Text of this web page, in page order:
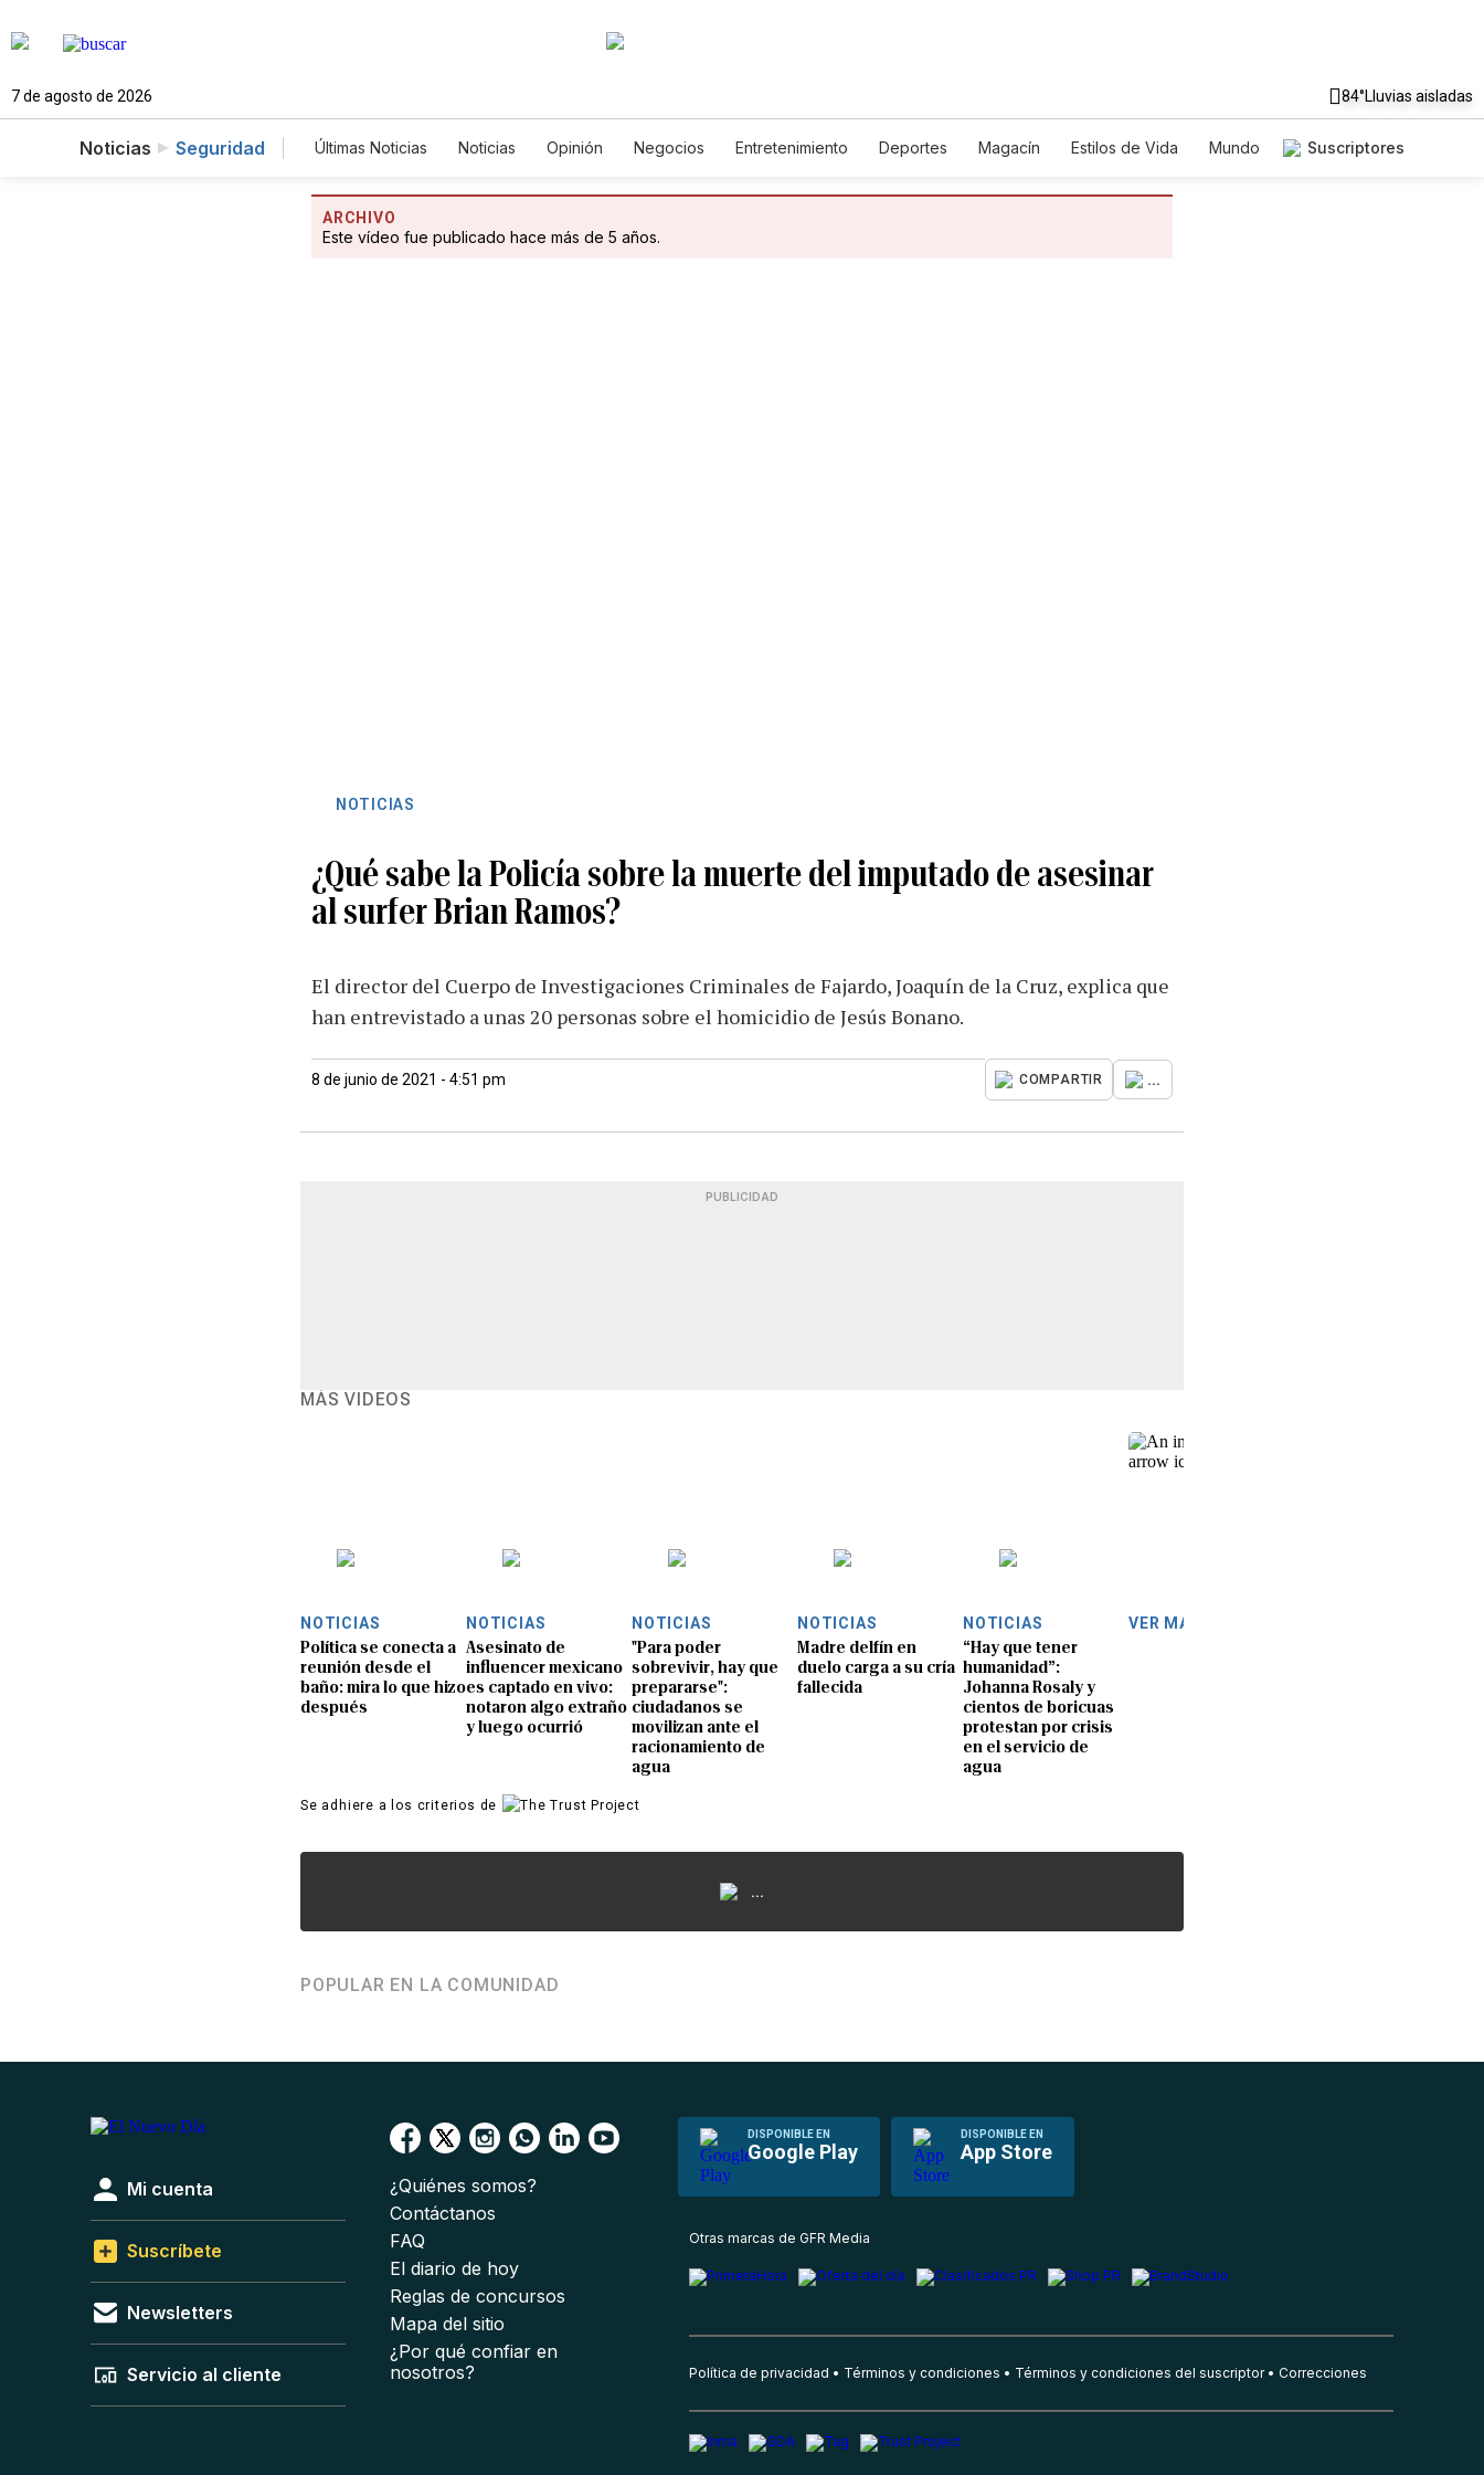
7 de agosto de 2026 84°Lluvias aisladas
Noticias Seguridad Últimas Noticias Noticias Opinión Negocios Entretenimiento Deportes Magacín Estilos de Vida
Mundo
Suscriptores
ARCHIVO
Este vídeo fue publicado hace más de 5 años.
NOTICIAS
¿Qué sabe la Policía sobre la muerte del imputado de asesinar
al surfer Brian Ramos?
El director del Cuerpo de Investigaciones Criminales de Fajardo, Joaquín de la Cruz, explica que
han entrevistado a unas 20 personas sobre el homicidio de Jesús Bonano.
8 de junio de 2021 - 4:51 pm COMPARTIR ...
PUBLICIDAD
MÁS VIDEOS
NOTICIAS
Política se conecta a
reunión desde el
baño: mira lo que hizo
después
NOTICIAS
Asesinato de
influencer mexicano
es captado en vivo:
notaron algo extraño
y luego ocurrió
NOTICIAS
"Para poder
sobrevivir, hay que
prepararse":
ciudadanos se
movilizan ante el
racionamiento de
agua
NOTICIAS
Madre delfín en
duelo carga a su cría
fallecida
NOTICIAS
“Hay que tener
humanidad”:
Johanna Rosaly y
cientos de boricuas
protestan por crisis
en el servicio de
agua
VER MÁS
Se adhiere a los criterios de
...
POPULAR EN LA COMUNIDAD
DISPONIBLE EN
Google Play
DISPONIBLE EN
App Store
Mi cuenta
Suscríbete
Newsletters
Servicio al cliente
¿Quiénes somos?
Contáctanos
FAQ
El diario de hoy
Reglas de concursos
Mapa del sitio
¿Por qué confiar en
nosotros?
Otras marcas de GFR Media
Política de privacidad Términos y condiciones Términos y condiciones del suscriptor Correcciones